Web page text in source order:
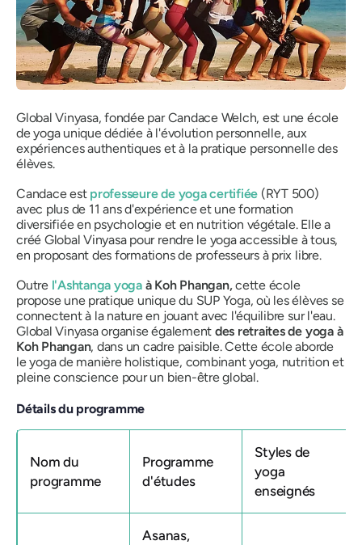
Global Vinyasa, fondée par Candace Welch, est une école
de yoga unique dédiée à l'évolution personnelle, aux
expériences authentiques et à la pratique personnelle des
élèves.
Candace est professeure de yoga certifiée (RYT 500)
avec plus de 11 ans d'expérience et une formation
diversifiée en psychologie et en nutrition végétale. Elle a
créé Global Vinyasa pour rendre le yoga accessible à tous,
en proposant des formations de professeurs à prix libre.
Outre l'Ashtanga yogaà Koh Phangan,cette école
propose une pratique unique du SUP Yoga, où les élèves se
connectent à la nature en jouant avec l'équilibre sur l'eau.
Global Vinyasa organise également des retraites de yoga à
Koh Phangan, dans un cadre paisible. Cette école aborde
le yoga de manière holistique, combinant yoga, nutrition et
pleine conscience pour un bien-être global.
Détails du programme
Nom du
programme
Programme
d'études
Styles de
yoga
enseignés
Asanas,